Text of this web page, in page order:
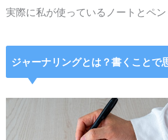
実際に私が使っているノートとペ
ジャーナリングとは？書くことで